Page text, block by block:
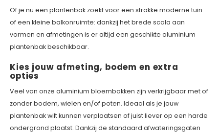
Of je nu een plantenbak zoekt voor een strakke moderne tuin
of een kleine balkonruimte: dankzij het brede scala aan
vormen en afmetingen is er altijd een geschikte aluminium
plantenbak beschikbaar.
Kies jouw afmeting, bodem en extra
opties
Veel van onze aluminium bloembakken zijn verkrijgbaar met of
zonder bodem, wielen en/of poten. Ideaal als je jouw
plantenbak wilt kunnen verplaatsen of juist liever op een harde
ondergrond plaatst. Dankzij de standaard afwateringsgaten